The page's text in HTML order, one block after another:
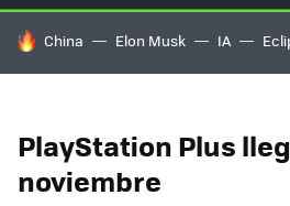
HOY SE HABLA DE
China Elon Musk IA
PlayStation Plus
noviembre